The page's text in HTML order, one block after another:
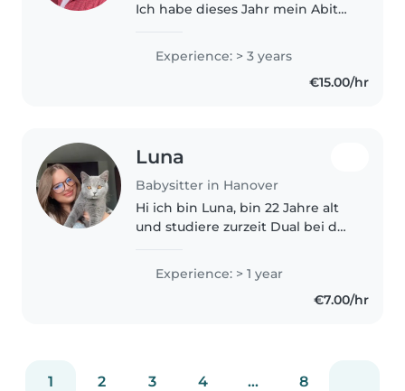
Ich habe dieses Jahr mein Abitur
während meiner Schulzeit
regelmäßig als Babysitterin
gearbeitet. Jetzt habe ich mehr
Experience: > 3 years
€15.00/hr
Luna
Babysitter in Hanover
Hi ich bin Luna, bin 22 Jahre alt
und studiere zurzeit Dual bei der
Rahmen meiner
Fachhochschulreife ein Jahr in
Experience: > 1 year
€7.00/hr
1 2 3 4 ... 8